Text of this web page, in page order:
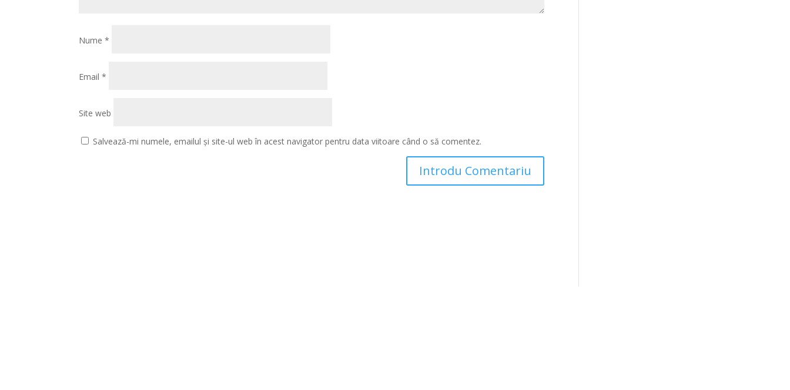
Nume*
Email*
Site web
Salvează-mi numele, emailul și site-ul web în acest navigator pentru data viitoare când o să comentez.